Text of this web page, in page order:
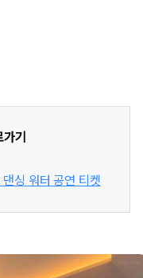
기
싱 워터 공연 티켓